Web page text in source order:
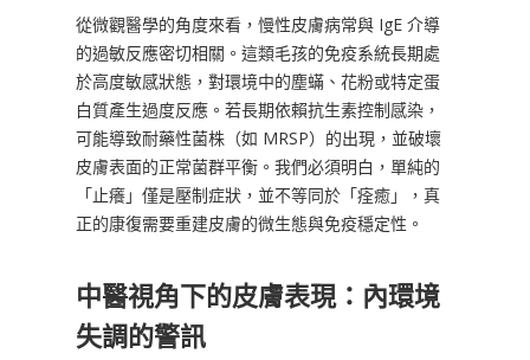
從微觀醫學的角度來看，慢性皮膚病常與 IgE 介導
的過敏反應密切相關。這類毛孩的免疫系統長期處
於高度敏感狀態，對環境中的塵蟎、花粉或特定蛋
白質產生過度反應。若長期依賴抗生素控制感染，
可能導致耐藥性菌株（如 MRSP）的出現，並破壞
皮膚表面的正常菌群平衡。我們必須明白，單純的
「止癢」僅是壓制症狀，並不等同於「痊癒」，真
正的康復需要重建皮膚的微生態與免疫穩定性。
中醫視角下的皮膚表現：內環境
失調的警訊